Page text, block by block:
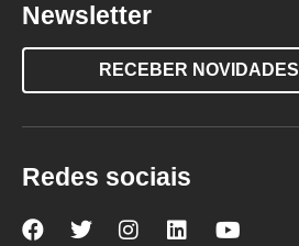
Newsletter
RECEBER NOVIDADES
Redes sociais
NovaNova Nova Nova